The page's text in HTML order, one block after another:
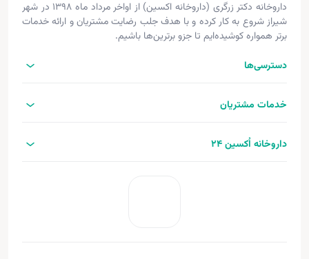
داروخانه دکتر زرگری (داروخانه اکسین) از اواخر مرداد ماه ۱۳۹۸ در شهر
شیراز شروع به کار کرده و با هدف جلب رضایت مشتریان و ارائه خدمات
برتر همواره کوشیده‌ایم تا جزو برترین‌ها باشیم.
دسترسی‌ها
خدمات مشتریان
داروخانه اُکسین 24